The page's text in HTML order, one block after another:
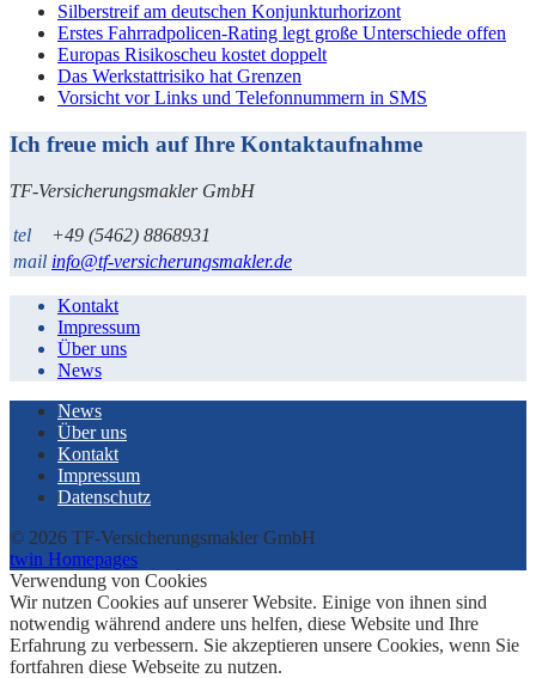
Silberstreif am deutschen Konjunkturhorizont
Erstes Fahrradpolicen-Rating legt große Unterschiede offen
Europas Risikoscheu kostet doppelt
Das Werkstattrisiko hat Grenzen
Vorsicht vor Links und Telefonnummern in SMS
Ich freue mich auf Ihre Kontaktaufnahme
TF-Versicherungsmakler GmbH
tel
+49 (5462) 8868931
mail info@tf-versicherungsmakler.de
Kontakt
Impressum
Über uns
News
News
Über uns
Kontakt
Impressum
Datenschutz
© 2026 TF-Versicherungsmakler GmbH
twin Homepages
Verwendung von Cookies
Wir nutzen Cookies auf unserer Website. Einige von ihnen sind
notwendig während andere uns helfen, diese Website und Ihre
Erfahrung zu verbessern. Sie akzeptieren unsere Cookies, wenn Sie
fortfahren diese Webseite zu nutzen.